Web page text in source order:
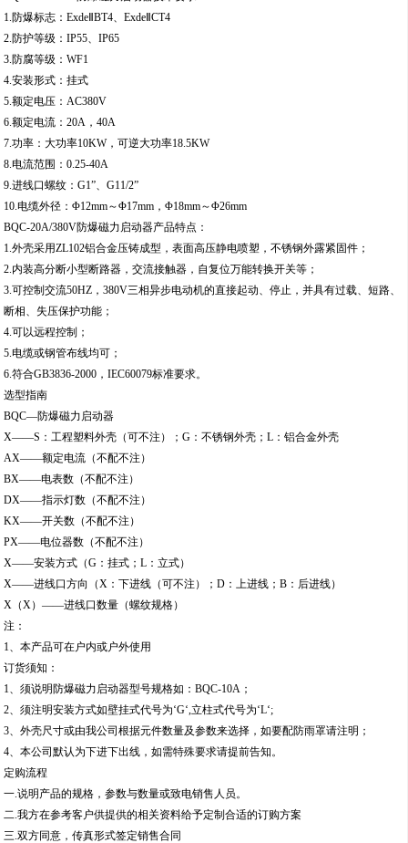
1.防爆标志：ExdeⅡBT4、ExdeⅡCT4
2.防护等级：IP55、IP65
3.防腐等级：WF1
4.安装形式：挂式
5.额定电压：AC380V
6.额定电流：20A，40A
7.功率：大功率10KW，可逆大功率18.5KW
8.电流范围：0.25-40A
9.进线口螺纹：G1”、G11/2”
10.电缆外径：Φ12mm～Φ17mm，Φ18mm～Φ26mm
BQC-20A/380V防爆磁力启动器产品特点：
1.外壳采用ZL102铝合金压铸成型，表面高压静电喷塑，不锈钢外露紧固件；
2.内装高分断小型断路器，交流接触器，自复位万能转换开关等；
3.可控制交流50HZ，380V三相异步电动机的直接起动、停止，并具有过载、短路、
断相、失压保护功能；
4.可以远程控制；
5.电缆或钢管布线均可；
6.符合GB3836-2000，IEC60079标准要求。
选型指南
BQC—防爆磁力启动器
X——S：工程塑料外壳（可不注）；G：不锈钢外壳；L：铝合金外壳
AX——额定电流（不配不注）
BX——电表数（不配不注）
DX——指示灯数（不配不注）
KX——开关数（不配不注）
PX——电位器数（不配不注）
X——安装方式（G：挂式；L：立式）
X——进线口方向（X：下进线（可不注）；D：上进线；B：后进线）
X（X）——进线口数量（螺纹规格）
注：
1、本产品可在户内或户外使用
订货须知：
1、须说明防爆磁力启动器型号规格如：BQC-10A；
2、须注明安装方式如壁挂式代号为‘G‘,立柱式代号为‘L‘;
3、外壳尺寸或由我公司根据元件数量及参数来选择，如要配防雨罩请注明；
4、本公司默认为下进下出线，如需特殊要求请提前告知。
定购流程
一.说明产品的规格，参数与数量或致电销售人员。
二.我方在参考客户供提供的相关资料给予定制合适的订购方案
三.双方同意，传真形式签定销售合同